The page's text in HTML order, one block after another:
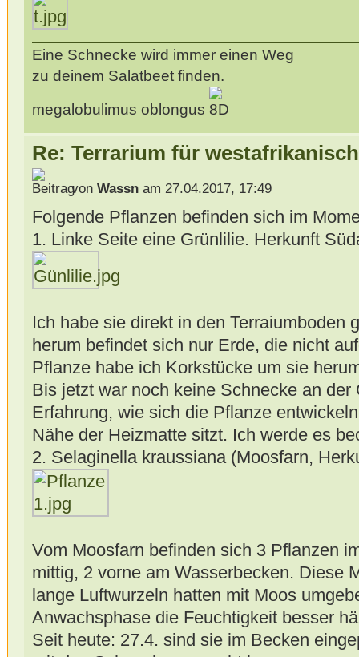
Eine Schnecke wird immer einen Weg
zu deinem Salatbeet finden.
megalobulimus oblongus
Re: Terrarium für
von Wassnam 27.04.2017, 17:49
Folgende Pflanzen befinden sich im
1. Linke Seite eine Grünlilie. Herkunft
Ich habe sie direkt in den Terraiumboden
herum befindet sich nur Erde, die nicht
Pflanze habe ich Korkstücke um sie
Bis jetzt war noch keine Schnecke an der
Erfahrung, wie sich die Pflanze
Nähe der Heizmatte sitzt. Ich werde es
2. Selaginella kraussiana (Moosfarn,
Vom Moosfarn befinden sich 3 Pflanzen
mittig, 2 vorne am Wasserbecken. Diese
lange Luftwurzeln hatten mit Moos
Anwachsphase die Feuchtigkeit besser
Seit heute: 27.4. sind sie im Becken